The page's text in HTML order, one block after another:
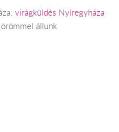
virágküldés Nyíregyháza
állunk